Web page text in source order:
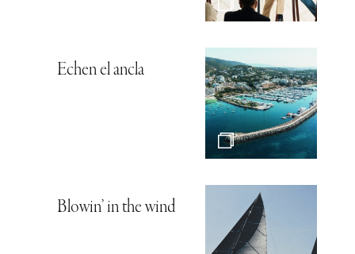
Echen el ancla
Blowin’ in the wind